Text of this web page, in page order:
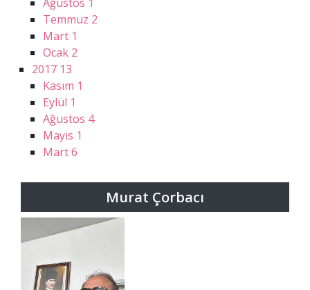
Temmuz 2
Mart 1
Ocak 2
2017 13
Kasım 1
Eylül 1
Ağustos 4
Mayıs 1
Mart6
Murat Çorbacı